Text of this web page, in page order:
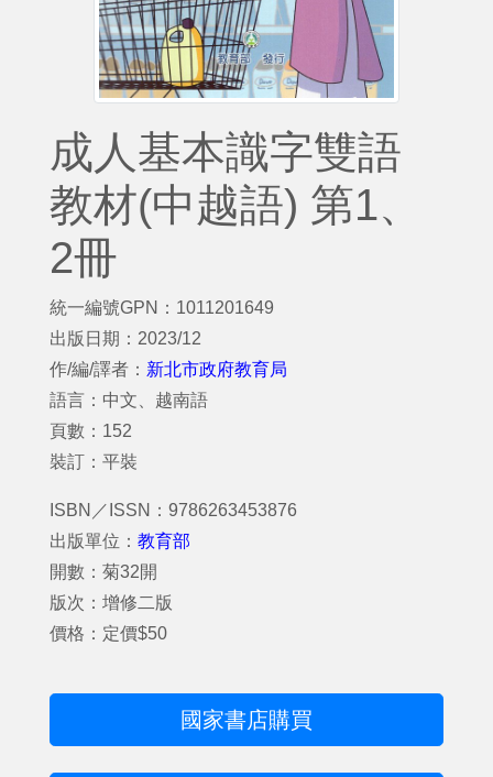
成人基本識字雙語
教材(中越語) 第1、
2冊
統一編號GPN：1011201649
出版日期：2023/12
作/編/譯者： 新北市政府教育局
語言：中文、越南語
頁數：152
裝訂：平裝
ISBN／ISSN：9786263453876
出版單位： 教育部
開數：菊32開
版次：增修二版
價格：定價$50
國家書店購買